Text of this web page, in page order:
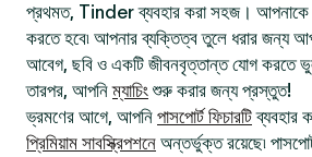
প্রথমত, Tinder ব্যবহার করা সহজ। আপনাকে
করতে হবে৷ আপনার ব্যক্তিত্ব তুলে ধরার জন্য
আবেগ, ছবি ও একটি জীবনবৃত্তান্ত যোগ করতে
তারপর, আপনিম্যাচিং শুরু করার জন্য প্রস্তুত!
ভ্রমণের আগে, আপনি পাসপোর্ট ফিচারটিব্যবহার
প্রিমিয়াম সাবস্ক্রিপশনে অন্তর্ভুক্ত রয়েছে৷